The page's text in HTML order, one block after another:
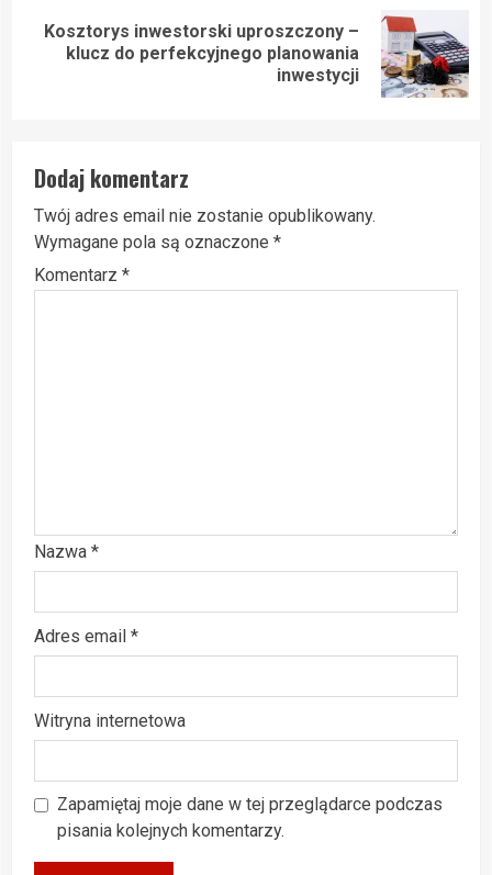
Next
Kosztorys inwestorski uproszczony –
klucz do perfekcyjnego planowania
inwestycji
Dodaj komentarz
Twój adres email nie zostanie opublikowany.
Wymagane pola są oznaczone *
Komentarz *
Nazwa *
Adres email *
Witryna internetowa
Zapamiętaj moje dane w tej przeglądarce podczas
pisania kolejnych komentarzy.